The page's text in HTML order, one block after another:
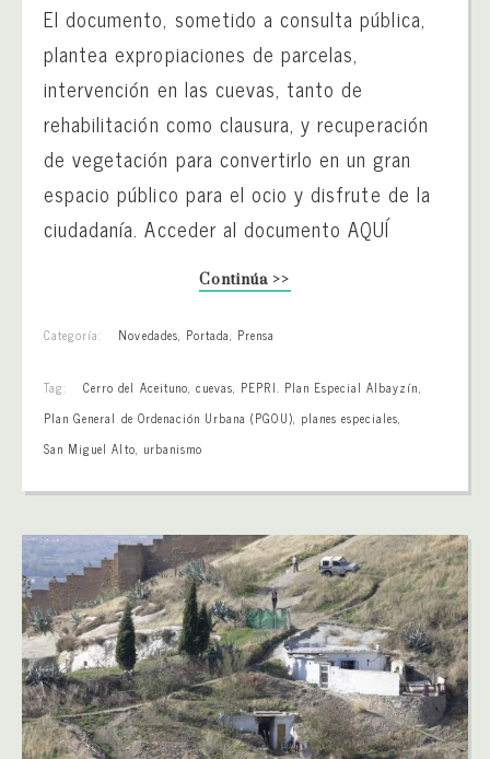
El documento, sometido a consulta pública,
plantea expropiaciones de parcelas,
intervención en las cuevas, tanto de
rehabilitación como clausura, y recuperación
de vegetación para convertirlo en un gran
espacio público para el ocio y disfrute de la
ciudadanía. Acceder al documento AQUÍ
Continúa >>
Categoría: Novedades, Portada, Prensa
Tag: Cerro del Aceituno, cuevas, PEPRI. Plan Especial Albayzín,
Plan General de Ordenación Urbana (PGOU), planes especiales,
San Miguel Alto, urbanismo